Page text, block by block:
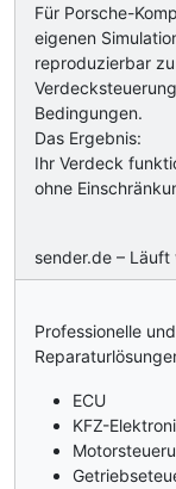
Für Porsche-
eigenen
reproduzierbar
Bedingungen.
Das Ergebnis:
Ihr Verdeck
ohne
sender.de – Läuft
Professionelle
ECU
KFZ-